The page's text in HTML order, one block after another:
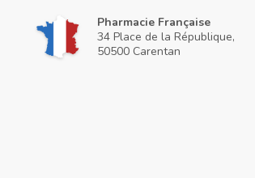
Pharmacie Française
34 Place de la République,
50500 Carentan